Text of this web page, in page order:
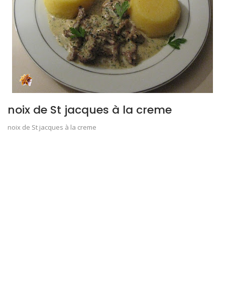
noix de St jacques à la creme
noix de St jacques à la creme